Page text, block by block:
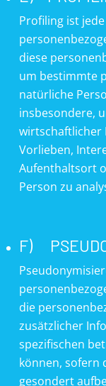
Profiling ist
diese
um bestimmte
natürliche
insbesondere,
wirtschaftlicher
Vorlieben,
Aufenthaltsort
Person zu
F)
die
zusätzlicher
spezifischen
können, sofern
gesondert